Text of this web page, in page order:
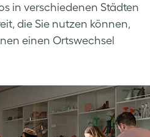
in verschiedenen Städten
die Sie nutzen können,
einen Ortswechsel